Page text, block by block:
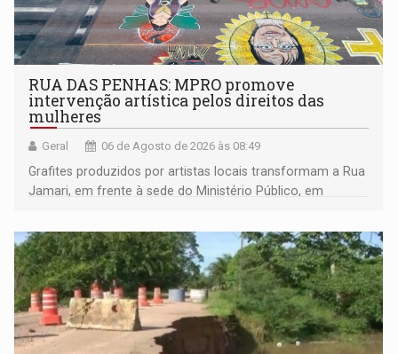
RUA DAS PENHAS: MPRO promove
intervenção artística pelos direitos das
mulheres
Geral 06 de Agosto de 2026 às 08:49
Grafites produzidos por artistas locais transformam a Rua
Jamari, em frente à sede do Ministério Público, em
da Penha e o enfrentamento à violência